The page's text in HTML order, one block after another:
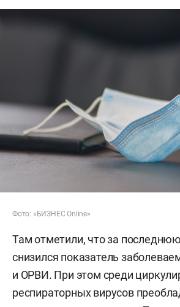
Фото: «БИЗНЕС Online»
Там отметили, что за
снизился показатель
и ОРВИ. При этом среди
респираторных вирусов